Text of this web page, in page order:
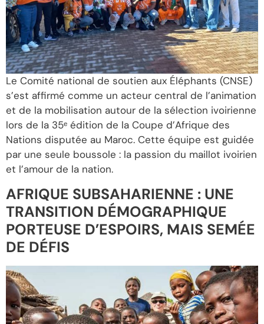
Le Comité national de soutien aux Éléphants (CNSE)
s’est affirmé comme un acteur central de l’animation
et de la mobilisation autour de la sélection ivoirienne
lors de la 35ᵉ édition de la Coupe d’Afrique des
Nations disputée au Maroc. Cette équipe est guidée
par une seule boussole : la passion du maillot ivoirien
et l’amour de la nation.
AFRIQUE SUBSAHARIENNE : UNE
TRANSITION DÉMOGRAPHIQUE
PORTEUSE D’ESPOIRS, MAIS SEMÉE
DE DÉFIS